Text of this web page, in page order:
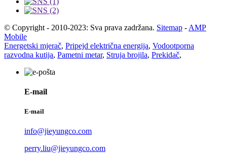
© Copyright - 2010-2023: Sva prava zadržana. Sitemap - AMP
Mobile
Energetski mjerač, Pripejd električna energija, Vodootporna
razvodna kutija, Pametni metar, Struja brojila, Prekidač,
E-mail
E-mail
info@jieyungco.com
perry.liu@jieyungco.com